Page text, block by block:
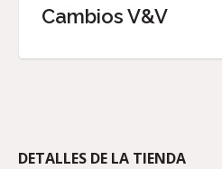
Cambios V&V
DETALLES DE LA TIENDA